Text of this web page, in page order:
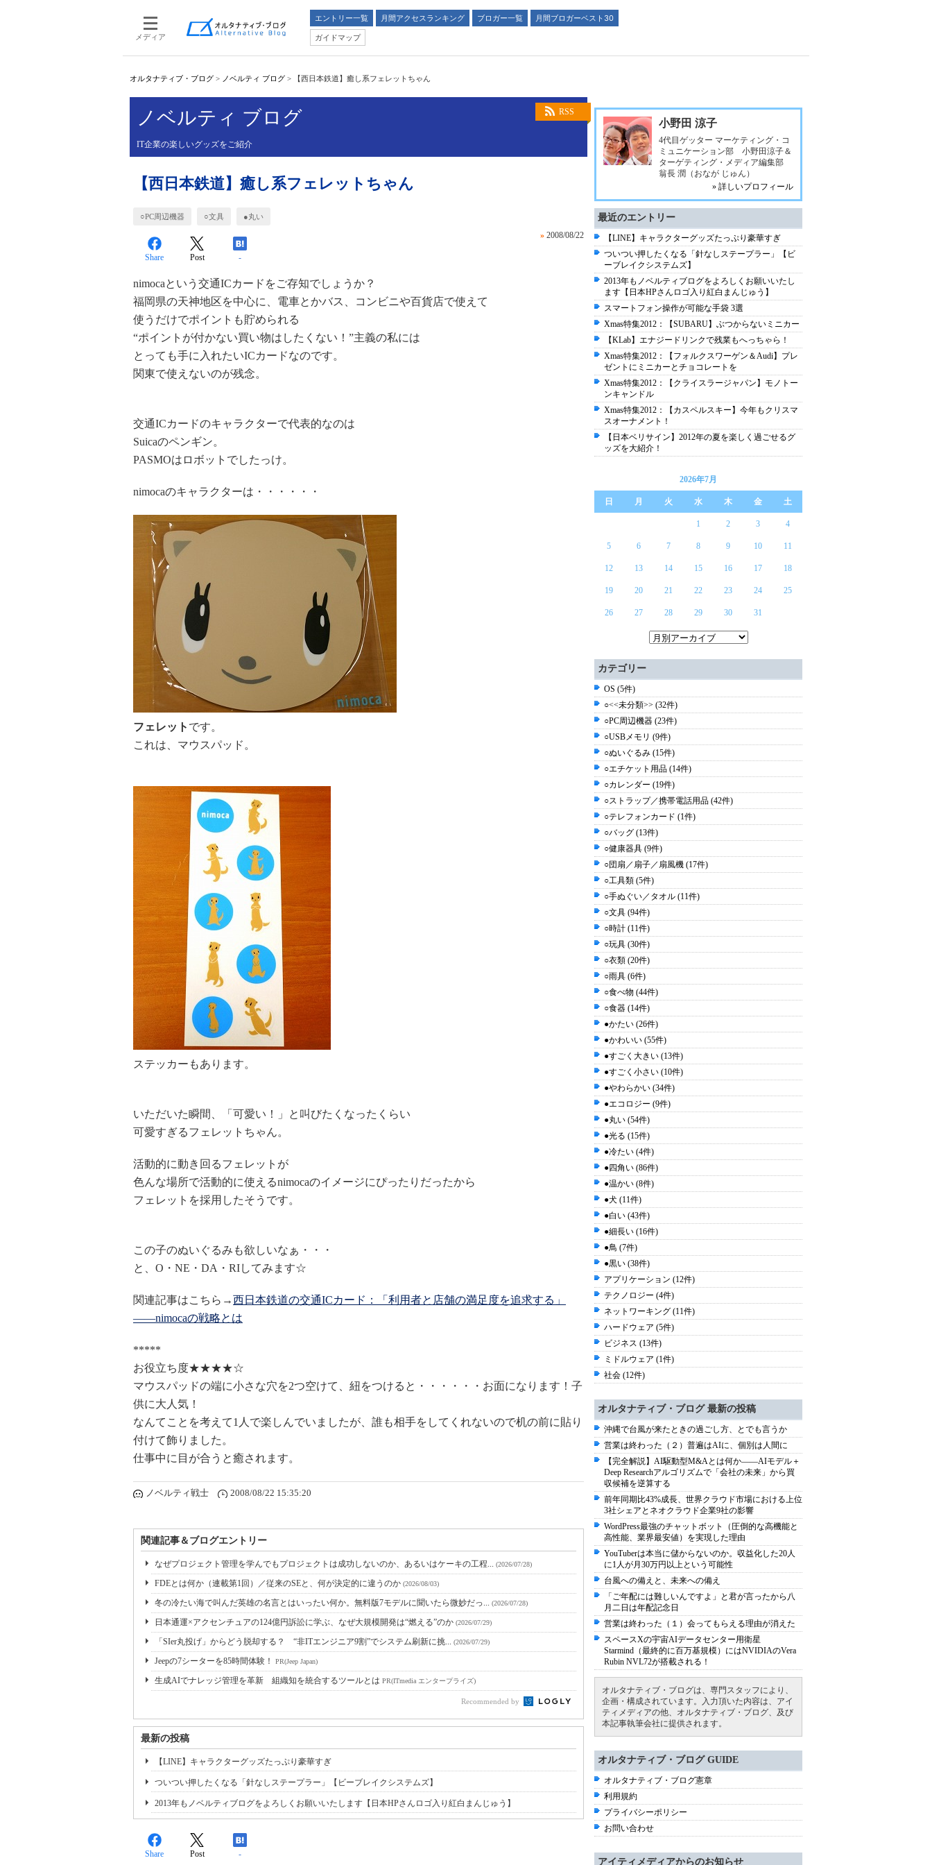
メディア
エントリー一覧 月間アクセスランキング ブロガー一覧
月間ブロガーベスト30
ガイドマップ
オルタナティブ・ブログ > ノベルティ ブログ > 【西日本鉄道】癒し系フェレットちゃん
RSS
ノベルティ ブログ
IT企業の楽しいグッズをご紹介
【西日本鉄道】癒し系フェレットちゃん
○PC周辺機器 ○文具 ●丸い
» 2008/08/22
Share Post -
nimocaという交通ICカードをご存知でしょうか？
福岡県の天神地区を中心に、電車とかバス、コンビニや百貨店で使えて
使うだけでポイントも貯められる
“ポイントが付かない買い物はしたくない！”主義の私には
とっても手に入れたいICカードなのです。
関東で使えないのが残念。
交通ICカードのキャラクターで代表的なのは
Suicaのペンギン。
PASMOはロボットでしたっけ。
nimocaのキャラクターは・・・・・・
フェレット です。
これは、マウスパッド。
ステッカーもあります。
いただいた瞬間、「可愛い！」と叫びたくなったくらい
可愛すぎるフェレットちゃん。
活動的に動き回るフェレットが
色んな場所で活動的に使えるnimocaのイメージにぴったりだったから
フェレットを採用したそうです。
この子のぬいぐるみも欲しいなぁ・・・
と、O・NE・DA・RIしてみます☆
関連記事はこちら→西日本鉄道の交通ICカード：「利用者と店舗の満足度を追求する」
――nimocaの戦略とは
*****
お役立ち度★★★★☆
マウスパッドの端に小さな穴を2つ空けて、紐をつけると・・・・・・お面になります！子
供に大人気！
なんてことを考えて1人で楽しんでいましたが、誰も相手をしてくれないので机の前に貼り
付けて飾りました。
仕事中に目が合うと癒されます。
ノベルティ戦士 2008/08/22 15:35:20
関連記事＆ブログエントリー
なぜプロジェクト管理を学んでもプロジェクトは成功しないのか、あるいはケーキの工程... (2026/07/28)
FDEとは何か（連載第1回）／従来のSEと、何が決定的に違うのか (2026/08/03)
冬の冷たい海で叫んだ英雄の名言とはいったい何か。無料版7モデルに聞いたら微妙だっ... (2026/07/28)
日本通運×アクセンチュアの124億円訴訟に学ぶ、なぜ大規模開発は“燃える”のか (2026/07/29)
「SIer丸投げ」からどう脱却する？ “非ITエンジニア9割”でシステム刷新に挑... (2026/07/29)
Jeepの7シーターを85時間体験！ PR(Jeep Japan)
生成AIでナレッジ管理を革新 組織知を統合するツールとは PR(ITmedia エンタープライズ)
Recommended by
最新の投稿
【LINE】キャラクターグッズたっぷり豪華すぎ
ついつい押したくなる「針なしステープラー」【ビーブレイクシステムズ】
2013年もノベルティブログをよろしくお願いいたします【日本HPさんロゴ入り紅白まんじゅう】
Share Post -
小野田 涼子
4代目ゲッター マーケティング・コ
ミュニケーション部 小野田涼子＆
ターゲティング・メディア編集部
翁長 潤（おなが じゅん）
» 詳しいプロフィール
最近のエントリー
【LINE】キャラクターグッズたっぷり豪華すぎ
ついつい押したくなる「針なしステープラー」【ビ
ーブレイクシステムズ】
2013年もノベルティブログをよろしくお願いいたし
ます【日本HPさんロゴ入り紅白まんじゅう】
スマートフォン操作が可能な手袋 3選
Xmas特集2012：【SUBARU】ぶつからないミニカー
【KLab】エナジードリンクで残業もへっちゃら！
Xmas特集2012：【フォルクスワーゲン＆Audi】プレ
ゼントにミニカーとチョコレートを
Xmas特集2012：【クライスラージャパン】モノトー
ンキャンドル
Xmas特集2012：【カスペルスキー】今年もクリスマ
スオーナメント！
【日本ベリサイン】2012年の夏を楽しく過ごせるグ
ッズを大紹介！
2026年7月
日 月 火 水 木 金 土
1 2 3 4
5 6 7 8 9 10 11
12 13 14 15 16 17 18
19 20 21 22 23 24 25
26 27 28 29 30 31
カテゴリー
OS (5件)
○<<未分類>> (32件)
○PC周辺機器 (23件)
○USBメモリ (9件)
○ぬいぐるみ (15件)
○エチケット用品 (14件)
○カレンダー (19件)
○ストラップ／携帯電話用品 (42件)
○テレフォンカード (1件)
○バッグ (13件)
○健康器具 (9件)
○団扇／扇子／扇風機 (17件)
○工具類 (5件)
○手ぬぐい／タオル (11件)
○文具 (94件)
○時計 (11件)
○玩具 (30件)
○衣類 (20件)
○雨具 (6件)
○食べ物 (44件)
○食器 (14件)
●かたい (26件)
●かわいい (55件)
●すごく大きい (13件)
●すごく小さい (10件)
●やわらかい (34件)
●エコロジー (9件)
●丸い (54件)
●光る (15件)
●冷たい (4件)
●四角い (86件)
●温かい (8件)
●犬 (11件)
●白い (43件)
●細長い (16件)
●鳥 (7件)
●黒い (38件)
アプリケーション (12件)
テクノロジー (4件)
ネットワーキング (11件)
ハードウェア (5件)
ビジネス (13件)
ミドルウェア (1件)
社会 (12件)
オルタナティブ・ブログ 最新の投稿
沖縄で台風が来たときの過ごし方、とでも言うか
営業は終わった（２）普遍はAIに、個別は人間に
【完全解説】AI駆動型M&Aとは何か――AIモデル＋
Deep Researchアルゴリズムで「会社の未来」から買
収候補を逆算する
前年同期比43%成長、世界クラウド市場における上位
3社シェアとネオクラウド企業9社の影響
WordPress最強のチャットボット（圧倒的な高機能と
高性能、業界最安値）を実現した理由
YouTuberは本当に儲からないのか。収益化した20人
に1人が月30万円以上という可能性
台風への備えと、未来への備え
「ご年配には難しいんですよ」と君が言ったから八
月二日は年配記念日
営業は終わった（１）会ってもらえる理由が消えた
スペースXの宇宙AIデータセンター用衛星
Starmind（最終的に百万基規模）にはNVIDIAのVera
Rubin NVL72が搭載される！
オルタナティブ・ブログは、専門スタッフにより、
企画・構成されています。入力頂いた内容は、アイ
ティメディアの他、オルタナティブ・ブログ、及び
本記事執筆会社に提供されます。
オルタナティブ・ブログ GUIDE
オルタナティブ・ブログ憲章
利用規約
プライバシーポリシー
お問い合わせ
アイティメディアからのお知らせ